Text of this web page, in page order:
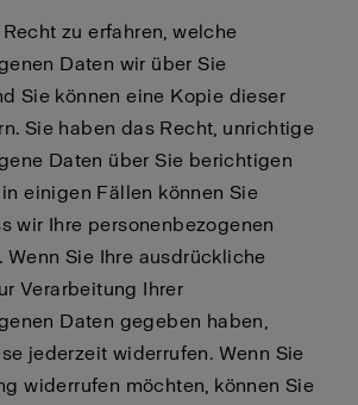
zu erfahren, welche
Daten wir über Sie
Sie können eine Kopie dieser
Sie haben das Recht, unrichtige
Daten über Sie berichtigen
einigen Fällen können Sie
wir Ihre personenbezogenen
Wenn Sie Ihre ausdrückliche
Verarbeitung Ihrer
Daten gegeben haben,
jederzeit widerrufen. Wenn Sie
widerrufen möchten, können Sie